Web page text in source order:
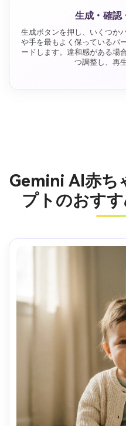
生成・確認
生成ボタンを押し、いくつか
や手を最もよく保っているバ
ードします。違和感がある場
つ調整し、再
Gemini AI赤ち
プトのおす